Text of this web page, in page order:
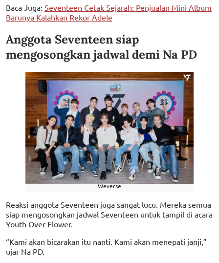
Baca Juga: Seventeen Cetak Sejarah: Penjualan Mini Album
Barunya Kalahkan Rekor Adele
Anggota Seventeen siap
mengosongkan jadwal demi Na PD
Weverse
Reaksi anggota Seventeen juga sangat lucu. Mereka semua
siap mengosongkan jadwal Seventeen untuk tampil di acara
Youth Over Flower.
“Kami akan bicarakan itu nanti. Kami akan menepati janji,”
ujar Na PD.